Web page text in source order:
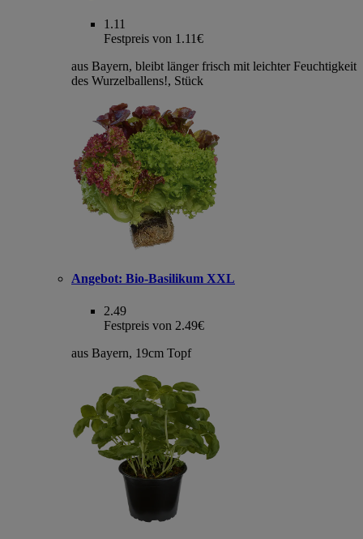
1.11
Festpreis von 1.11€
aus Bayern, bleibt länger frisch mit leichter Feuchtigkeit
des Wurzelballens!, Stück
Angebot: Bio-Basilikum XXL
2.49
Festpreis von 2.49€
aus Bayern, 19cm Topf